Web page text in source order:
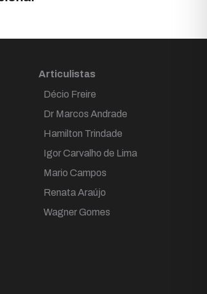
Articulistas
Décio Freire
Dr Marcos Andrade
Hamilton Trindade
Igor Carvalho de Lima
Mario Campos
Renata Araújo
Wagner Gomes